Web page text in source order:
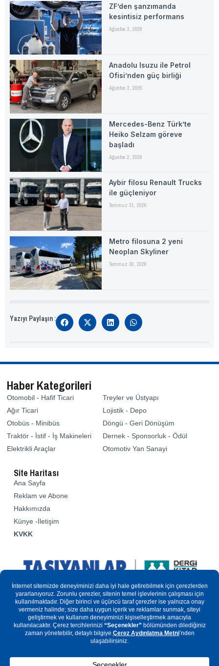
ZF’den şanzımanda
kesintisiz performans
Ağustos 3, 2026
Anadolu Isuzu ile Petrol
Ofisi’nden güç birliği
Ağustos 3, 2026
Mercedes-Benz Türk’te
Heiko Selzam göreve
başladı
Ağustos 2, 2026
Aybir filosu Renault Trucks
ile güçleniyor
Temmuz 31, 2026
Metro filosuna 2 yeni
Neoplan Skyliner
Temmuz 30, 2026
Yazıyı Paylaşın :
Haber Kategorileri
Otomobil - Hafif Ticari
Ağır Ticari
Otobüs - Minibüs
Traktör - İstif - İş Makineleri
Elektrikli Araçlar
Treyler ve Üstyapı
Lojistik - Depo
Döngü - Geri Dönüşüm
Dernek - Sponsorluk - Ödül
Otomotiv Yan Sanayi
Site Haritası
Ana Sayfa
Reklam ve Abone
Hakkımızda
Künye -İletişim
KVKK
Sitemizde yer alan yazılar ve resimler kısmen veya tamamen
kopyalanamaz. Basın Kanuna göre “yerel-süreli yayın”
kapsamındadır. Basın kanunu ve fikir sanat eserleri kapsamında
tüm hakları yayıncısına aittir.